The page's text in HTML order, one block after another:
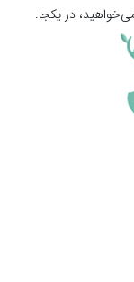
در یکجا.